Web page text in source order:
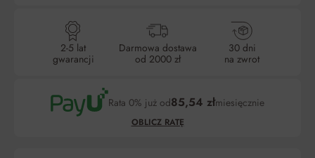
2-5 lat
gwarancji
Darmowa dostawa
od 2000 zł
30 dni
na zwrot
Rata 0% już od85,54 złmiesięcznie
OBLICZ RATĘ